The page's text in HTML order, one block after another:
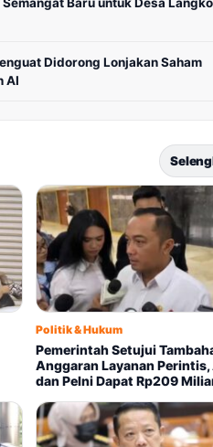
Didorong Lonjakan Saham
AI
Politik & Hukum
Pemerintah Setujui
Anggaran Layanan Perintis,
dan Pelni Dapat Rp209